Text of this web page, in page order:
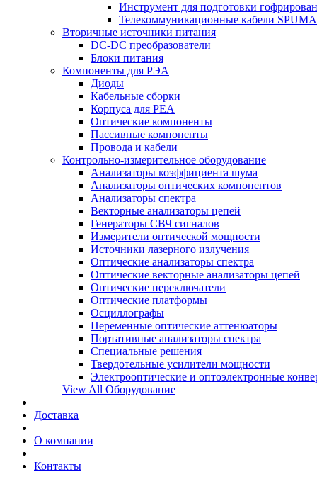
Инструмент для подготовки
Телекоммуникационные кабели SPUMA
Вторичные источники питания
DC-DC преобразователи
Блоки питания
Компоненты для РЭА
Диоды
Кабельные сборки
Корпуса для РЕА
Оптические компоненты
Пассивные компоненты
Провода и кабели
Контрольно-измерительное оборудование
Анализаторы коэффициента шума
Анализаторы оптических компонентов
Анализаторы спектра
Векторные анализаторы цепей
Генераторы СВЧ сигналов
Измерители оптической мощности
Источники лазерного излучения
Оптические анализаторы спектра
Оптические векторные анализаторы цепей
Оптические переключатели
Оптические платформы
Осциллографы
Переменные оптические аттенюаторы
Портативные анализаторы спектра
Специальные решения
Твердотельные усилители мощности
Электрооптические и оптоэлектронные
View All Оборудование
Доставка
О компании
Контакты